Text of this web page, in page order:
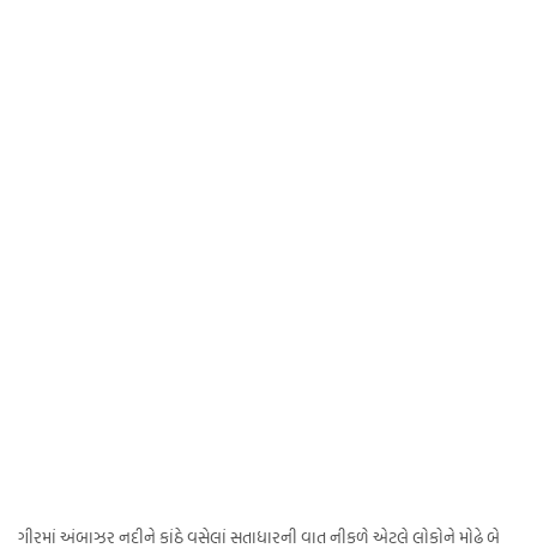
ગીરમાં અંબાઝર નદીને કાંઠે વસેલાં સતાધારની વાત નીકળે એટલે લોકોને મોઢે બે